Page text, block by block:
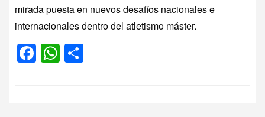
mirada puesta en nuevos desafíos nacionales e
internacionales dentro del atletismo máster.
Facebook
WhatsApp